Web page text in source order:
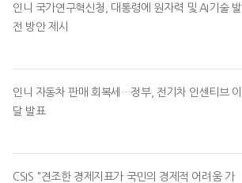
인니 국가연구혁신청, 대통령에 원자력 및 AI기술 발
전 방안 제시
인니 자동차 판매 회복세…정부, 전기차 인센티브 이
달 발표
CSIS "견조한 경제지표가 국민의 경제적 어려움 가